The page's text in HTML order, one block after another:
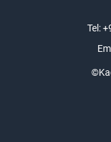
Tel: